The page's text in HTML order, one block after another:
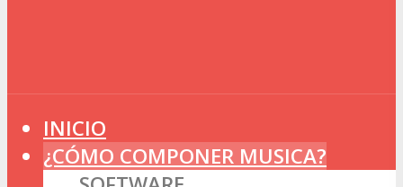
INICIO
¿CÓMO COMPONER MUSICA?